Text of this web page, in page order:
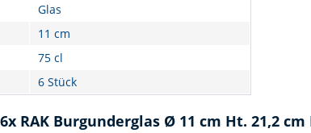
Glas
11 cm
75 cl
6 Stück
Burgunderglas Ø 11 cm Ht. 21,2 cm